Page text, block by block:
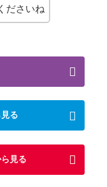
ださいね
る
見る